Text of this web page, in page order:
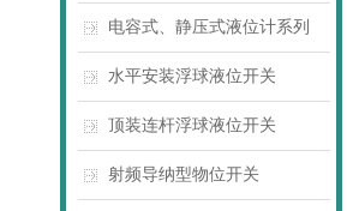
电容式、静压式液位计系列
水平安装浮球液位开关
顶装连杆浮球液位开关
射频导纳型物位开关